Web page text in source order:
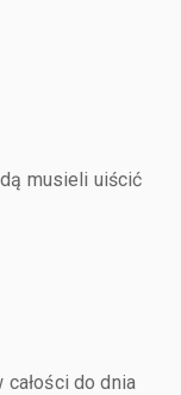
musieli uiścić
do dnia